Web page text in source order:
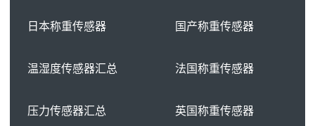
日本称重传感器 国产称重传感器
温湿度传感器汇总 法国称重传感器
压力传感器汇总 英国称重传感器